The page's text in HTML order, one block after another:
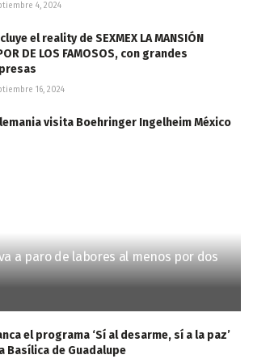
4, 2024
el reality de SEXMEX LA MANSIÓN
DE LOS FAMOSOS, con grandes
16, 2024
visita Boehringer Ingelheim México
a paro de labores al menos por dos
el programa ‘Sí al desarme, sí a la paz’
Basílica de Guadalupe